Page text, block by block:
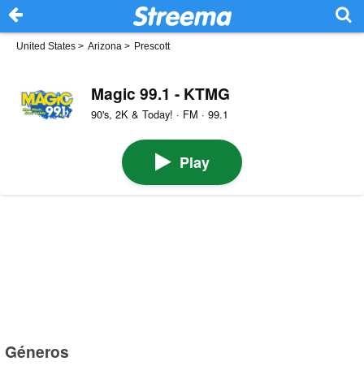
United States > Arizona > Prescott
Magic 99.1 - KTMG
90's, 2K & Today! · FM · 99.1
Play
Géneros